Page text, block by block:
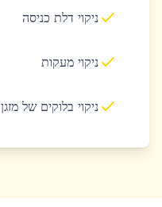
ניקוי דלת כניסה
ניקוי מעקות
ניקוי בלוקים של מזגן